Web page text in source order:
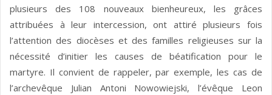
plusieurs des 108 nouveaux bienheureux, les grâces
attribuées à leur intercession, ont attiré plusieurs fois
l’attention des diocèses et des familles religieuses sur la
nécessité d’initier les causes de béatification pour le
martyre. Il convient de rappeler, par exemple, les cas de
l’archevêque Julian Antoni Nowowiejski, l’évêque Leon